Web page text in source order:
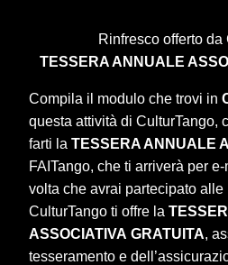
Rinfresco offerto da
TESSERA ANNUALE
Compila il modulo che trovi in
questa attività di CulturTango,
farti laTESSERA ANNUALE
FAITango, che ti arriverà per
volta che avrai partecipato alle
CulturTango ti offre la
ASSOCIATIVA GRATUITA,
tesseramento e